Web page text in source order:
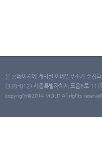
본 홈페이지에 게시된 이메일주소가 수집
(339-012) 세종특별자치시 도움6로
copyright@2014 MOLIT All rights reserved.